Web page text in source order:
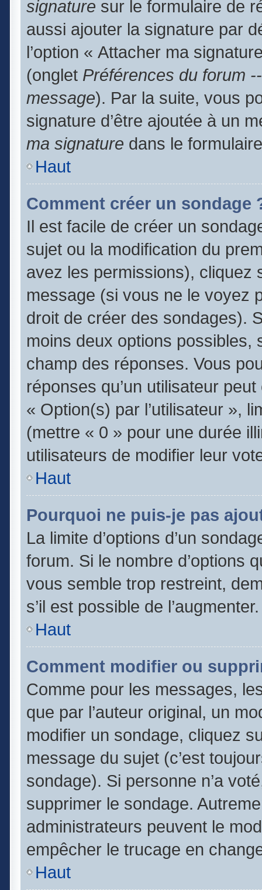
signature sur le formulaire de
aussi ajouter la signature par
l’option « Attacher ma
(onglet Préférences du forum
message). Par la suite, vous
signature d’être ajoutée à un
ma signature dans le
Haut
Comment créer un sondage
Il est facile de créer un
sujet ou la modification du
avez les permissions), cliquez
message (si vous ne le voyez
droit de créer des sondages).
moins deux options possibles,
champ des réponses. Vous
réponses qu’un utilisateur
« Option(s) par l’utilisateur »,
(mettre « 0 » pour une durée
utilisateurs de modifier leur
Haut
Pourquoi ne puis-je pas
La limite d’options d’un
forum. Si le nombre d’options
vous semble trop restreint,
s’il est possible de l’augmenter.
Haut
Comment modifier ou
Comme pour les messages,
que par l’auteur original, un
modifier un sondage, cliquez
message du sujet (c’est
sondage). Si personne n’a
supprimer le sondage.
administrateurs peuvent le
empêcher le trucage en
Haut